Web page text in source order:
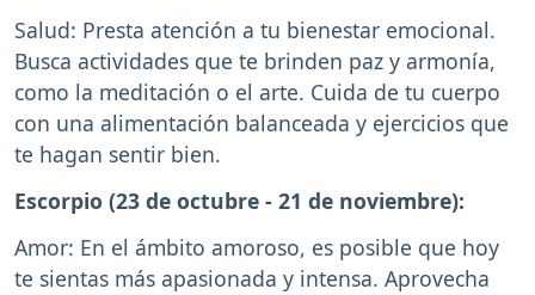
Salud: Presta atención a tu bienestar emocional.
Busca actividades que te brinden paz y armonía,
como la meditación o el arte. Cuida de tu cuerpo
con una alimentación balanceada y ejercicios que
te hagan sentir bien.
Escorpio (23 de octubre - 21 de noviembre):
Amor: En el ámbito amoroso, es posible que hoy
te sientas más apasionada y intensa. Aprovecha